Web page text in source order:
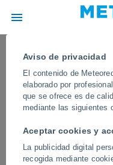
Aviso de privacidad
El contenido de
elaborado por
que se ofrece es de
mediante las siguientes
Aceptar cookies y
La publicidad digital
recogida mediante